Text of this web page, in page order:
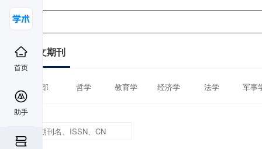
首页
助手
中文期刊
全部 哲学 教育学 经济学 法学 军事